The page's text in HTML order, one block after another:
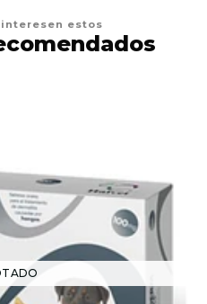
estos